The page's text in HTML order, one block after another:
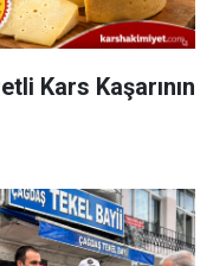
Kars Kaşarının